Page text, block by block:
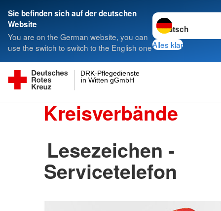
Sie befinden sich auf der deutschen
Website
You are on the German website, you can
use the switch to switch to the English one
Sprache wechseln
Alles klar
in Witten gGmbH
DRK-Pflegedienste
Kreisverbände
Lesezeichen -
Servicetelefon